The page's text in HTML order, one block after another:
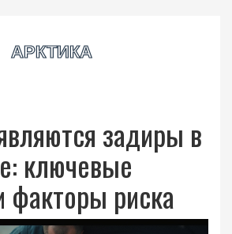
задиры в
ключевые
факторы риска